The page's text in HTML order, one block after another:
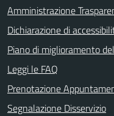
Amministrazione
Dichiarazione di
Piano di miglioramento
Leggi le FAQ
Prenotazione
Segnalazione Disservizio